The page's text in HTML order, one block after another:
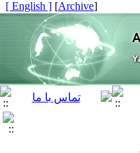
[
Archive
]
[ English ]